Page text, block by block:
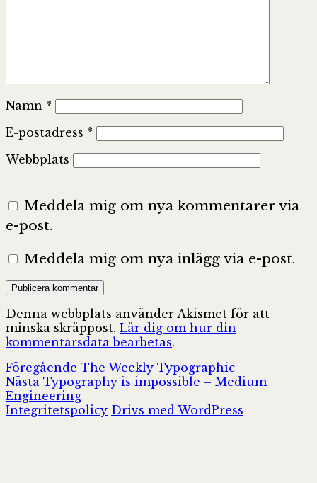
Namn *
E-postadress *
Webbplats
Meddela mig om nya kommentarer via
e-post.
Meddela mig om nya inlägg via e-post.
Denna webbplats använder Akismet för att
minska skräppost. Lär dig om hur din
kommentarsdata bearbetas.
Inläggsnavigering
Föregående Föregående
inlägg:
The Weekly Typographic
Nästa Nästa
inlägg:
Typography is impossible – Medium
Engineering
Integritetspolicy Drivs med WordPress